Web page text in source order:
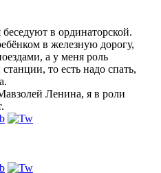
в ординаторской.
в железную дорогу,
а у меня роль
то есть надо спать,
Ленина, я в роли